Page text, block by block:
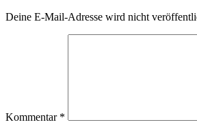
Deine E-Mail-Adresse wird nicht
Kommentar *